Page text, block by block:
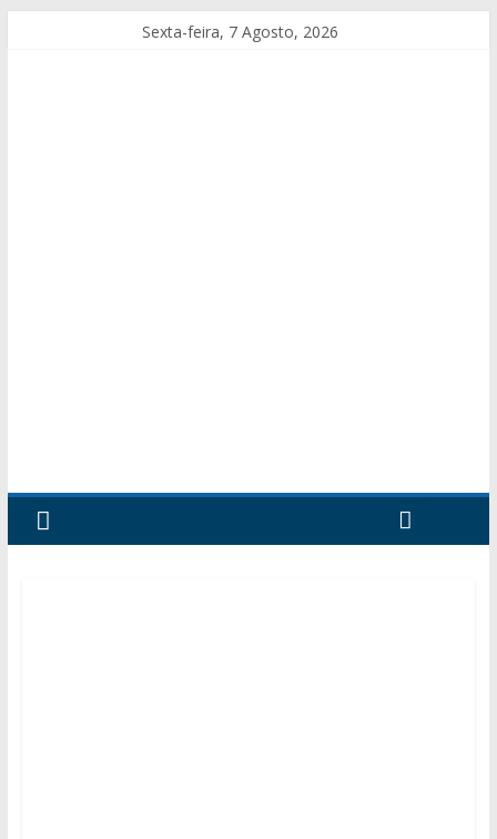
Sexta-feira, 7 Agosto, 2026